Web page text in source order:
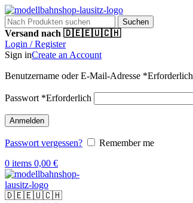
Suchen
Versand nach 🇩🇪🇪🇺🇨🇭
Login / Register
Sign inCreate an Account
Benutzername oder E-Mail-Adresse *Erforderlich
Passwort *Erforderlich
Anmelden
Passwort vergessen?
Remember me
0 items 0,00 €
🇩🇪🇪🇺🇨🇭